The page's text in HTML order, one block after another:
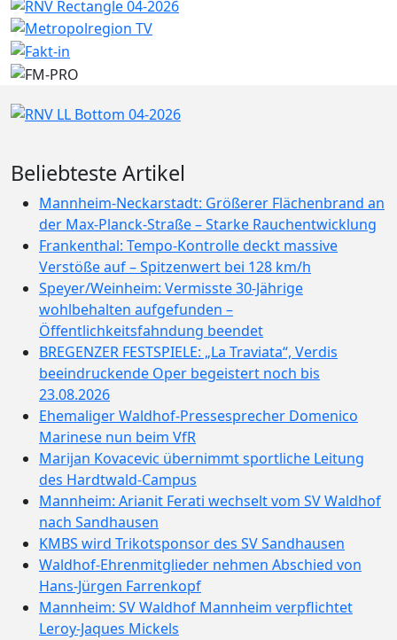
Beliebteste Artikel
Mannheim-Neckarstadt: Größerer Flächenbrand an
der Max-Planck-Straße – Starke Rauchentwicklung
Frankenthal: Tempo-Kontrolle deckt massive
Verstöße auf – Spitzenwert bei 128 km/h
Speyer/Weinheim: Vermisste 30-Jährige
wohlbehalten aufgefunden –
Öffentlichkeitsfahndung beendet
BREGENZER FESTSPIELE: „La Traviata“, Verdis
beeindruckende Oper begeistert noch bis
23.08.2026
Ehemaliger Waldhof-Pressesprecher Domenico
Marinese nun beim VfR
Marijan Kovacevic übernimmt sportliche Leitung
des Hardtwald-Campus
Mannheim: Arianit Ferati wechselt vom SV Waldhof
nach Sandhausen
KMBS wird Trikotsponsor des SV Sandhausen
Waldhof-Ehrenmitglieder nehmen Abschied von
Hans-Jürgen Farrenkopf
Mannheim: SV Waldhof Mannheim verpflichtet
Leroy-Jaques Mickels